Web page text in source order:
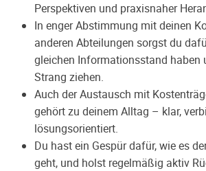
Perspektiven und praxisnaher
In enger Abstimmung mit deinen
anderen Abteilungen sorgst du
gleichen Informationsstand haben
Strang ziehen.
Auch der Austausch mit
gehört zu deinem Alltag – klar,
lösungsorientiert.
Du hast ein Gespür dafür, wie es
geht, und holst regelmäßig aktiv